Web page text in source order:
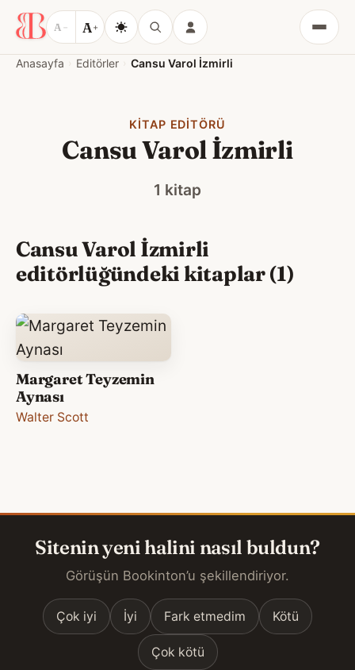
A − A+
Menü
Anasayfa Editörler Cansu Varol İzmirli
KITAP EDITÖRÜ
Cansu Varol İzmirli
1 kitap
Cansu Varol İzmirli
editörlüğündeki kitaplar (1)
Margaret Teyzemin
Aynası
Walter Scott
Sitenin yeni halini nasıl buldun?
Görüşün Bookinton’u şekillendiriyor.
Çok iyi İyi Fark etmedim Kötü
Çok kötü